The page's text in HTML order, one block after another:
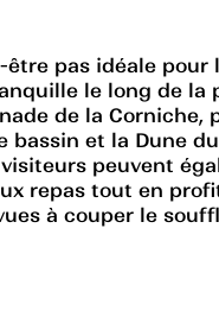
pas idéale pour
le long de la
de la Corniche,
et la Dune
peuvent
repas tout en
à couper le